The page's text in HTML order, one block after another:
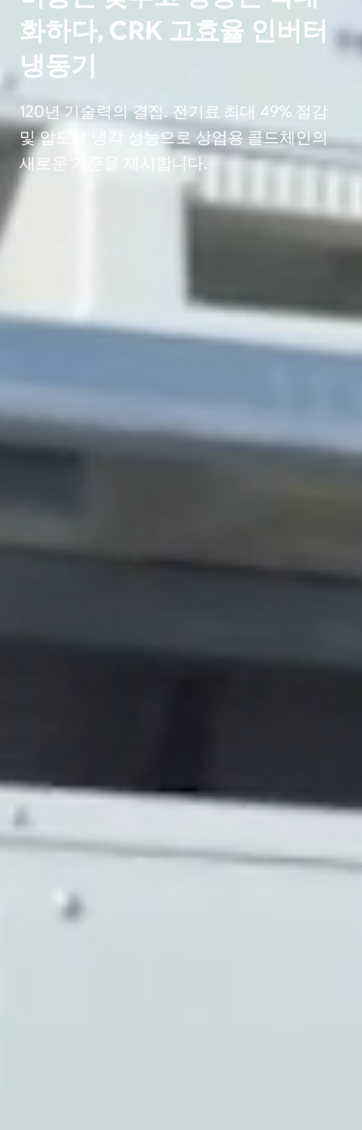
화하다, CRK 고효율 인버터
냉동기
120년 기술력의 결집. 전기료 최대 49% 절감
및 압도적 냉각 성능으로 상업용 콜드체인의
새로운 기준을 제시합니다.